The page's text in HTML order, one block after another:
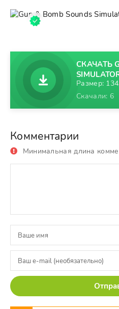
СКАЧАТЬ
Размер:
Скачали: 6
Комментарии
Минимальная длина